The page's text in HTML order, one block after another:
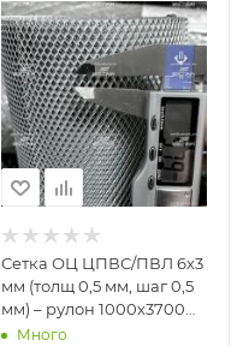
Сетка ОЦ ЦПВС/ПВЛ 6х3
мм (толщ 0,5 мм, шаг 0,5
мм) – рулон 1000х3700
ммМного